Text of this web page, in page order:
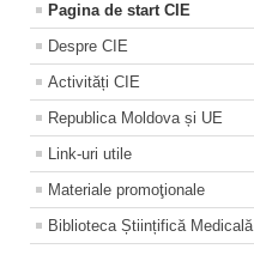
Pagina de start CIE
Despre CIE
Activități CIE
Republica Moldova și UE
Link-uri utile
Materiale promoţionale
Biblioteca Științifică Medicală